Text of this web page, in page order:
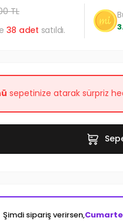
TL
38 adet satıldı.
sepetinize atarak sürpriz
Şimdi sipariş verirsen,